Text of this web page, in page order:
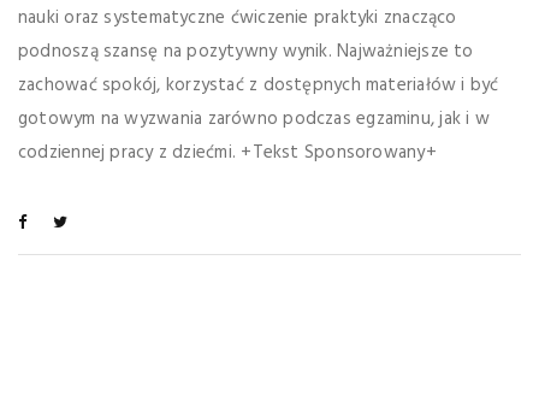
nauki oraz systematyczne ćwiczenie praktyki znacząco
podnoszą szansę na pozytywny wynik. Najważniejsze to
zachować spokój, korzystać z dostępnych materiałów i być
gotowym na wyzwania zarówno podczas egzaminu, jak i w
codziennej pracy z dziećmi. +Tekst Sponsorowany+